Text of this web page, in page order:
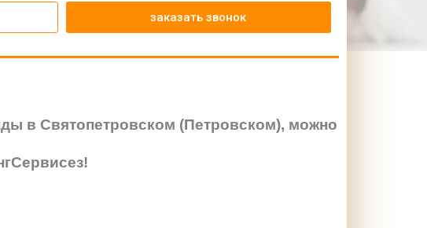
заказать звонок
в Святопетровском (Петровском), можно